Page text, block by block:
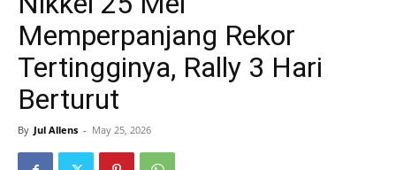
Memperpanjang Rekor
Tertingginya, Rally 3 Hari
Berturut
By Jul Allens - May 25, 2026